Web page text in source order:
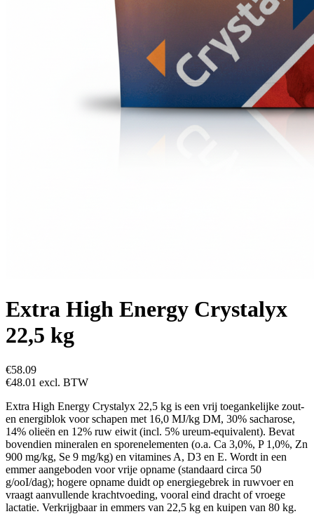
Extra High Energy Crystalyx
22,5 kg
€58.09
€48.01 excl. BTW
Extra High Energy Crystalyx 22,5 kg is een vrij toegankelijke zout-
en energiblok voor schapen met 16,0 MJ/kg DM, 30% sacharose,
14% olieën en 12% ruw eiwit (incl. 5% ureum-equivalent). Bevat
bovendien mineralen en sporenelementen (o.a. Ca 3,0%, P 1,0%, Zn
900 mg/kg, Se 9 mg/kg) en vitamines A, D3 en E. Wordt in een
emmer aangeboden voor vrije opname (standaard circa 50
g/ooI/dag); hogere opname duidt op energiegebrek in ruwvoer en
vraagt aanvullende krachtvoeding, vooral eind dracht of vroege
lactatie. Verkrijgbaar in emmers van 22,5 kg en kuipen van 80 kg.